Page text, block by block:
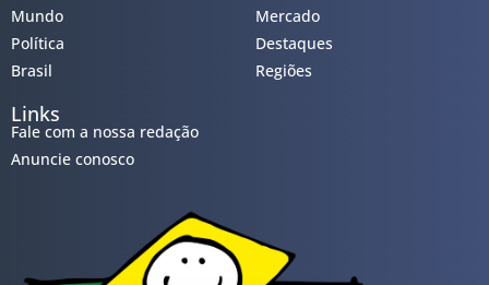
Mundo
Política
Brasil
Mercado
Destaques
Regiões
Links
Fale com a nossa redação
Anuncie conosco